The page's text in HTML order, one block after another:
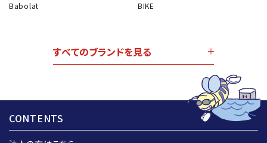
Babolat BIKE
すべてのブランドを見る
CONTENTS